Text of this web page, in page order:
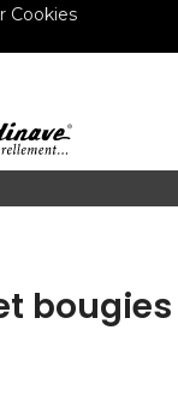
Cookies
bougies